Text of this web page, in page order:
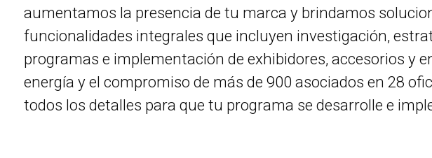
aumentamos la presencia de tu marca y brindamos
funcionalidades integrales que incluyen investigación,
programas e implementación de exhibidores, accesorios y
energía y el compromiso de más de 900 asociados en 28
todos los detalles para que tu programa se desarrolle e